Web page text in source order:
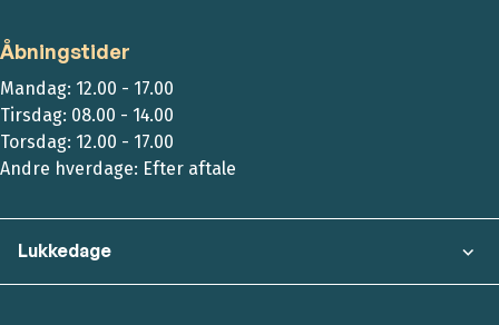
Åbningstider
Mandag: 12.00 - 17.00
Tirsdag: 08.00 - 14.00
Torsdag: 12.00 - 17.00
Andre hverdage: Efter aftale
Lukkedage